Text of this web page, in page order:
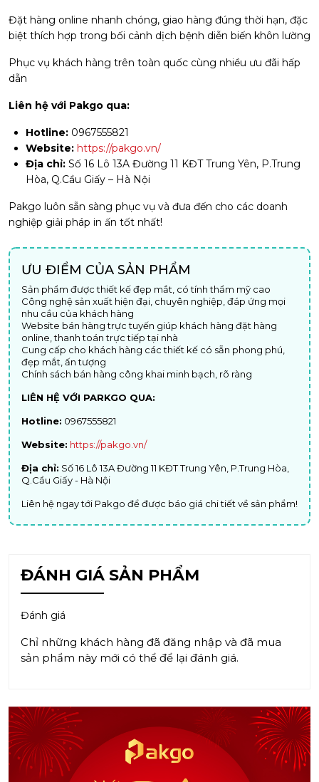
Đặt hàng online nhanh chóng, giao hàng đúng thời hạn, đặc
biệt thích hợp trong bối cảnh dịch bệnh diễn biến khôn lường
Phục vụ khách hàng trên toàn quốc cùng nhiều ưu đãi hấp
dẫn
Liên hệ với Pakgo qua:
Hotline: 0967555821
Website: https://pakgo.vn/
Địa chỉ: Số 16 Lô 13A Đường 11 KĐT Trung Yên, P.Trung
Hòa, Q.Cầu Giấy – Hà Nội
Pakgo luôn sẵn sàng phục vụ và đưa đến cho các doanh
nghiệp giải pháp in ấn tốt nhất!
ƯU ĐIỂM CỦA SẢN PHẨM
Sản phẩm được thiết kế đẹp mắt, có tính thẩm mỹ cao
Công nghệ sản xuất hiện đại, chuyên nghiệp, đáp ứng mọi
nhu cầu của khách hàng
Website bán hàng trực tuyến giúp khách hàng đặt hàng
online, thanh toán trực tiếp tại nhà
Cung cấp cho khách hàng các thiết kế có sẵn phong phú,
đẹp mắt, ấn tượng
Chính sách bán hàng công khai minh bạch, rõ ràng
LIÊN HỆ VỚI PARKGO QUA:
Hotline: 0967555821
Website: https://pakgo.vn/
Địa chỉ: Số 16 Lô 13A Đường 11 KĐT Trung Yên, P.Trung Hòa,
Q.Cầu Giấy - Hà Nội
Liên hệ ngay tới Pakgo để được báo giá chi tiết về sản phẩm!
ĐÁNH GIÁ SẢN PHẨM
Đánh giá
Chỉ những khách hàng đã đăng nhập và đã mua
sản phẩm này mới có thể để lại đánh giá.